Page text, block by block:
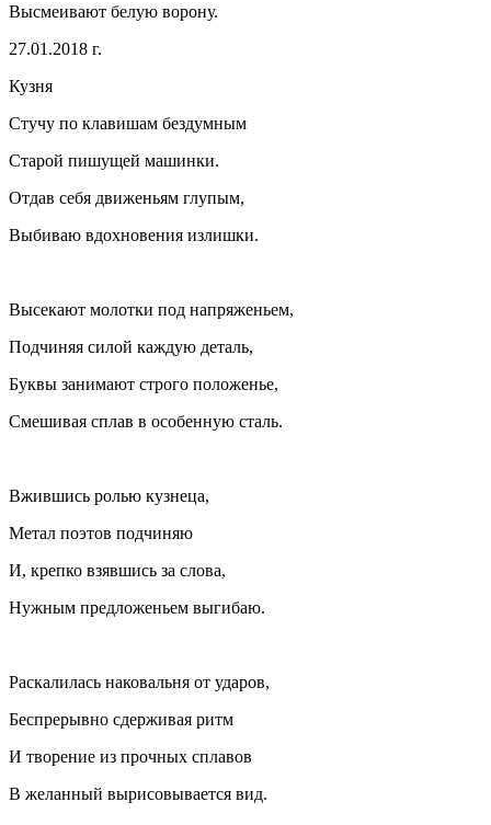
Высмеивают белую ворону.
27.01.2018 г.
Кузня
Стучу по клавишам бездумным
Старой пишущей машинки.
Отдав себя движеньям глупым,
Выбиваю вдохновения излишки.
Высекают молотки под напряженьем,
Подчиняя силой каждую деталь,
Буквы занимают строго положенье,
Смешивая сплав в особенную сталь.
Вжившись ролью кузнеца,
Метал поэтов подчиняю
И, крепко взявшись за слова,
Нужным предложеньем выгибаю.
Раскалилась наковальня от ударов,
Беспрерывно сдерживая ритм
И творение из прочных сплавов
В желанный вырисовывается вид.